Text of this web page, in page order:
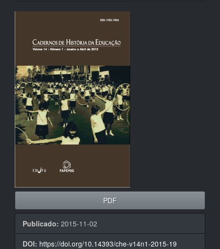
lateral
artigos
PDF
Publicado: 2015-11-02
DOI: https://doi.org/10.14393/che-v14n1-2015-19